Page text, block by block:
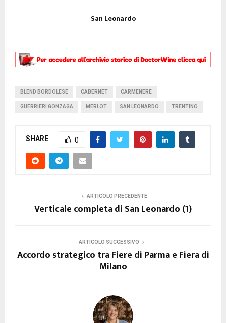
San Leonardo
BLEND BORDOLESE CABERNET CARMENERE
GUERRIERI GONZAGA MERLOT SAN LEONARDO TRENTINO
SHARE 0
ARTICOLO PRECEDENTE
Verticale completa di San Leonardo (1)
ARTICOLO SUCCESSIVO
Accordo strategico tra Fiere di Parma e Fiera di
Milano